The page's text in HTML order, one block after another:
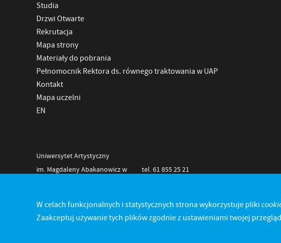
Studia
Drzwi Otwarte
Rekrutacja
Mapa strony
Materiały do pobrania
Pełnomocnik Rektora ds. równego traktowania w UAP
Kontakt
Mapa uczelni
EN
Uniwersytet Artystyczny
im. Magdaleny Abakanowicz w
60-967 Poznań
tel. 61 855 25 21
W celach funkcjonalnych i statystycznych strona wykorzystuje pliki
Zaakceptuj używanie tych plików zgodnie z ustawieniami twojej